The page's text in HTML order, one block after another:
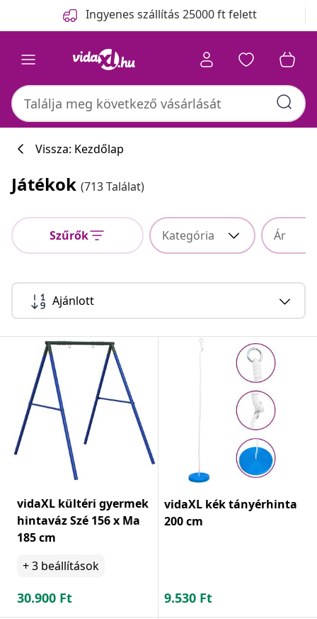
Ingyenes szállítás 25000 ft felett
Vissza: Kezdőlap
Játékok (713 Találat)
Szűrők Kategória Ár
Ajánlott
vidaXL kültéri gyermek
hintaváz Szé 156 x Ma
185 cm
+3 beállítások
30.900 Ft
vidaXL kék tányérhinta
200 cm
9.530 Ft